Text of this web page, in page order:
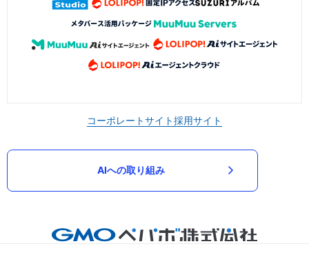
コーポレートサイト採用サイト
AIへの取り組み